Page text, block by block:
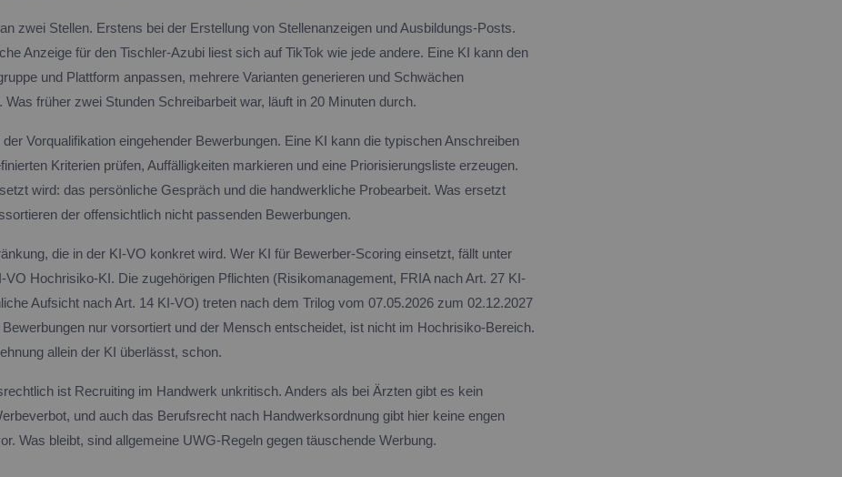
zwei Stellen. Erstens bei der Erstellung von Stellenanzeigen und Ausbildungs-Posts.
Anzeige für den Tischler-Azubi liest sich auf TikTok wie jede andere. Eine KI kann den
und Plattform anpassen, mehrere Varianten generieren und Schwächen
Was früher zwei Stunden Schreibarbeit war, läuft in 20 Minuten durch.
Vorqualifikation eingehender Bewerbungen. Eine KI kann die typischen Anschreiben
Kriterien prüfen, Auffälligkeiten markieren und eine Priorisierungsliste erzeugen.
wird: das persönliche Gespräch und die handwerkliche Probearbeit. Was ersetzt
der offensichtlich nicht passenden Bewerbungen.
die in der KI-VO konkret wird. Wer KI für Bewerber-Scoring einsetzt, fällt unter
VO Hochrisiko-KI. Die zugehörigen Pflichten (Risikomanagement, FRIA nach Art. 27 KI-
Aufsicht nach Art. 14 KI-VO) treten nach dem Trilog vom 07.05.2026 zum 02.12.2027
Bewerbungen nur vorsortiert und der Mensch entscheidet, ist nicht im Hochrisiko-Bereich.
allein der KI überlässt, schon.
ist Recruiting im Handwerk unkritisch. Anders als bei Ärzten gibt es kein
und auch das Berufsrecht nach Handwerksordnung gibt hier keine engen
Was bleibt, sind allgemeine UWG-Regeln gegen täuschende Werbung.